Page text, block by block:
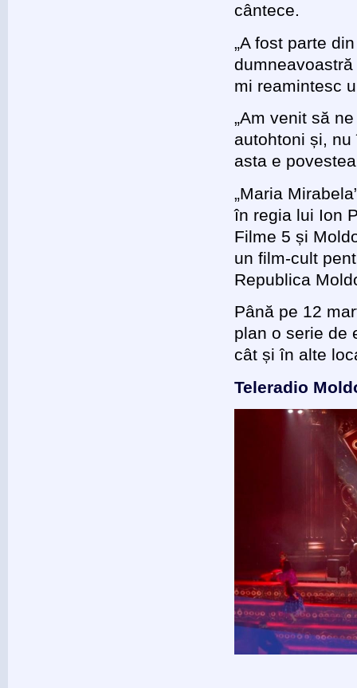
cântece.
„A fost parte
mi reamintesc
„Am venit să
autohtoni și,
asta e
„Maria
în regia lui Ion
Filme 5 și
un film-cult
Republica
Până pe 12
plan o serie de
cât și în alte
Teleradio